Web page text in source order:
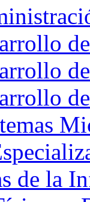
de la